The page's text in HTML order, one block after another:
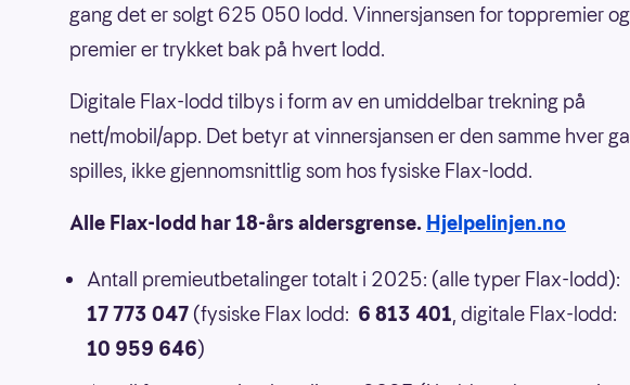
gang det er solgt 625 050 lodd. Vinnersjansen for toppremier
premier er trykket bak på hvert lodd.
Digitale Flax-lodd tilbys i form av en umiddelbar trekning på
nett/mobil/app. Det betyr at vinnersjansen er den samme hver
spilles, ikke gjennomsnittlig som hos fysiske Flax-lodd.
Alle Flax-lodd har 18-års aldersgrense. Hjelpelinjen.no
Antall premieutbetalinger totalt i 2025: (alle typer Flax-lodd):
17 773 047 (fysiske Flax lodd: 6 813 401, digitale Flax-lodd:
10 959 646)